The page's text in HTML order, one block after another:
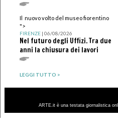
Il nuovo volto del museo fiorentino
">
FIRENZE| 06/08/2026
Nel futuro degli Uffizi. Tra due
anni la chiusura dei lavori
LEGGI TUTTO >
ARTE.it è una testata giornalistica